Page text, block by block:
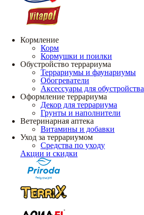
Кормление
Корм
Кормушки и поилки
Обустройство террариума
Террариумы и фаунариумы
Обогреватели
Аксессуары для обустройства
Оформление террариума
Декор для террариума
Грунты и наполнители
Ветеринарная аптека
Витамины и добавки
Уход за террариумом
Средства по уходу
Акции и скидки